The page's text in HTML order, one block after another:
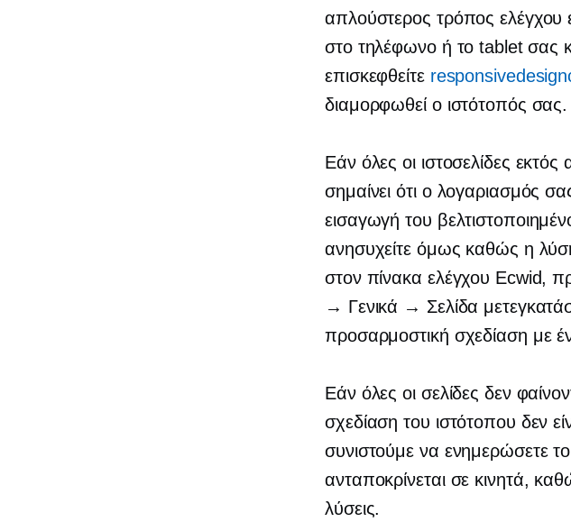
απλούστερος τρόπος ελέγχου
στο τηλέφωνο ή το tablet σας
επισκεφθείτε
διαμορφωθεί ο ιστότοπός σας.
Εάν όλες οι ιστοσελίδες
σημαίνει ότι ο λογαριασμός
εισαγωγή του
ανησυχείτε όμως καθώς η
στον πίνακα ελέγχου Ecwid,
→ Γενικά → Σελίδα
προσαρμοστική σχεδίαση με
Εάν όλες οι σελίδες δεν
σχεδίαση του ιστότοπου δεν
συνιστούμε να ενημερώσετε
ανταποκρίνεται σε κινητά,
λύσεις.